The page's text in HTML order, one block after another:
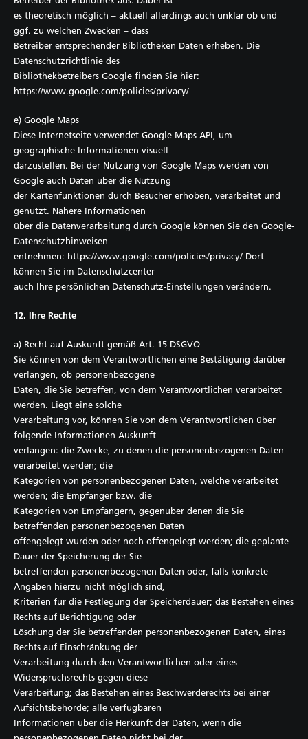
es theoretisch möglich – aktuell allerdings auch unklar ob und
ggf. zu welchen Zwecken – dass
Betreiber entsprechender Bibliotheken Daten erheben. Die
Datenschutzrichtlinie des
Bibliothekbetreibers Google finden Sie hier:
https://www.google.com/policies/privacy/
e) Google Maps
Diese Internetseite verwendet Google Maps API, um
geographische Informationen visuell
darzustellen. Bei der Nutzung von Google Maps werden von
Google auch Daten über die Nutzung
der Kartenfunktionen durch Besucher erhoben, verarbeitet und
genutzt. Nähere Informationen
über die Datenverarbeitung durch Google können Sie den Google-
Datenschutzhinweisen
entnehmen: https://www.google.com/policies/privacy/ Dort
können Sie im Datenschutzcenter
auch Ihre persönlichen Datenschutz-Einstellungen verändern.
12. Ihre Rechte
a) Recht auf Auskunft gemäß Art. 15 DSGVO
Sie können von dem Verantwortlichen eine Bestätigung darüber
verlangen, ob personenbezogene
Daten, die Sie betreffen, von dem Verantwortlichen verarbeitet
werden. Liegt eine solche
Verarbeitung vor, können Sie von dem Verantwortlichen über
folgende Informationen Auskunft
verlangen: die Zwecke, zu denen die personenbezogenen Daten
verarbeitet werden; die
Kategorien von personenbezogenen Daten, welche verarbeitet
werden; die Empfänger bzw. die
Kategorien von Empfängern, gegenüber denen die Sie
betreffenden personenbezogenen Daten
offengelegt wurden oder noch offengelegt werden; die geplante
Dauer der Speicherung der Sie
betreffenden personenbezogenen Daten oder, falls konkrete
Angaben hierzu nicht möglich sind,
Kriterien für die Festlegung der Speicherdauer; das Bestehen eines
Rechts auf Berichtigung oder
Löschung der Sie betreffenden personenbezogenen Daten, eines
Rechts auf Einschränkung der
Verarbeitung durch den Verantwortlichen oder eines
Widerspruchsrechts gegen diese
Verarbeitung; das Bestehen eines Beschwerderechts bei einer
Aufsichtsbehörde; alle verfügbaren
Informationen über die Herkunft der Daten, wenn die